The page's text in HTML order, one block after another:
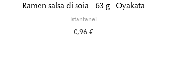
Ramen salsa di soia - 63 g - Oyakata
Istantanei
0,96 €